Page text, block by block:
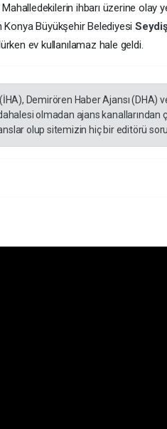
Mahalledekilerin ihbarı üzerine olay
Konya Büyükşehir Belediyesi
ev kullanılamaz hale geldi.
Demirören Haber Ajansı (DHA)
olmadan ajans kanallarından
olup sitemizin hiç bir editörü